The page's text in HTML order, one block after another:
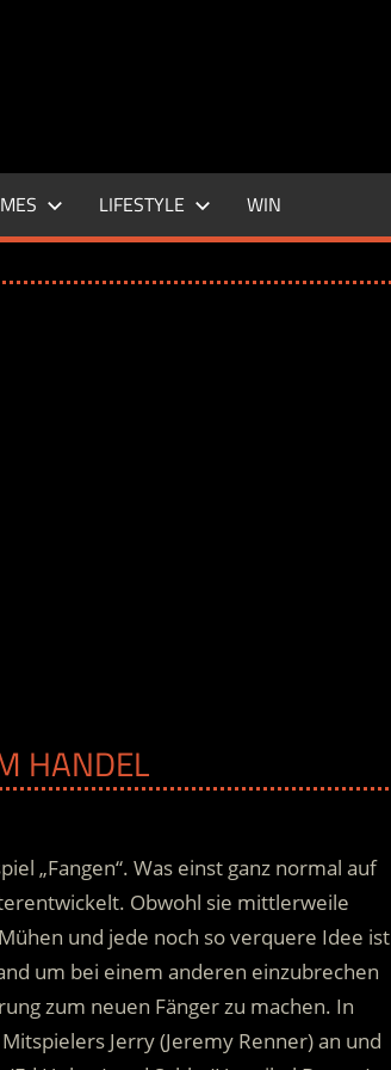
LIFESTYLE WIN
HANDEL
„Fangen“. Was einst ganz normal auf
Obwohl sie mittlerweile
und jede noch so verquere Idee ist
um bei einem anderen einzubrechen
zum neuen Fänger zu machen. In
Jerry (Jeremy Renner) an und